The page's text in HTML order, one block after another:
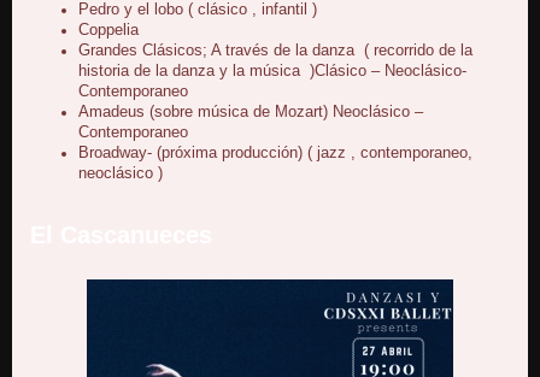
Pedro y el lobo ( clásico , infantil )
Coppelia
Grandes Clásicos; A través de la danza ( recorrido de la
historia de la danza y la música )Clásico – Neoclásico-
Contemporaneo
Amadeus (sobre música de Mozart) Neoclásico –
Contemporaneo
Broadway- (próxima producción) ( jazz , contemporaneo,
neoclásico )